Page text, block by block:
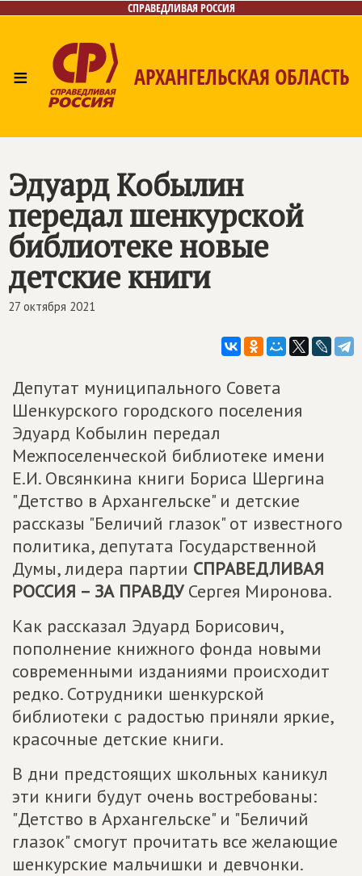
СПРАВЕДЛИВАЯ РОССИЯ
≡ АРХАНГЕЛЬСКАЯ ОБЛАСТЬ
Контакты
Эдуард Кобылин
передал шенкурской
библиотеке новые
детские книги
27 октября 2021
Депутат муниципального Совета
Шенкурского городского поселения
Эдуард Кобылин передал
Межпоселенческой библиотеке имени
Е.И. Овсянкина книги Бориса Шергина
"Детство в Архангельске" и детские
рассказы "Беличий глазок" от известного
политика, депутата Государственной
Думы, лидера партии СПРАВЕДЛИВАЯ
РОССИЯ – ЗА ПРАВДУСергея Миронова.
Как рассказал Эдуард Борисович,
пополнение книжного фонда новыми
современными изданиями происходит
редко. Сотрудники шенкурской
библиотеки с радостью приняли яркие,
красочные детские книги.
В дни предстоящих школьных каникул
эти книги будут очень востребованы:
"Детство в Архангельске" и "Беличий
глазок" смогут прочитать все желающие
шенкурские мальчишки и девчонки.